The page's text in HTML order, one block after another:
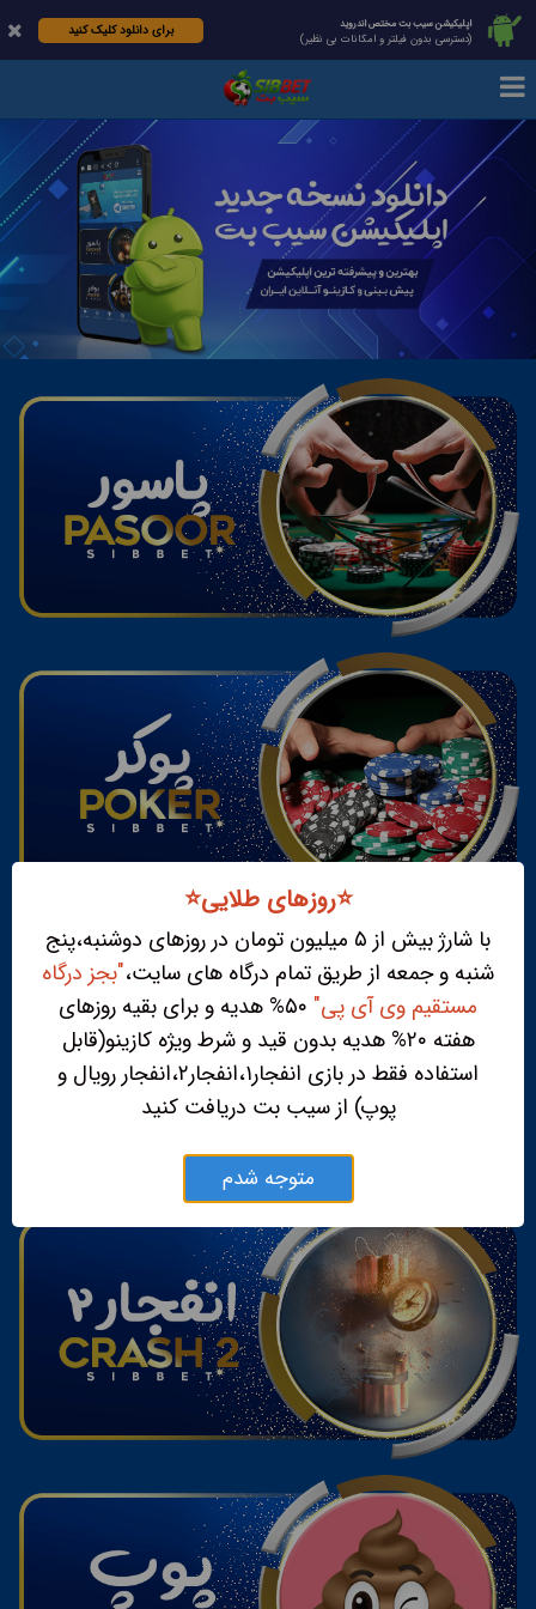
اپلیکیشن سیب بت مختص اندروید
(دسترسی بدون فیلتر و امکانات بی نظیر)
برای دانلود کلیک کنید
⭐️روزهای طلایی⭐️
با شارژ بیش از ۵ میلیون تومان در روزهای دوشنبه،پنج
شنبه و جمعه از طریق تمام درگاه های سایت،"بجز درگاه
مستقیم وی آی پی"
۵۰% هدیه و برای بقیه روزهای
هفته ۲۰% هدیه بدون قید و شرط ویژه کازینو(قابل
استفاده فقط در بازی انفجار۱،انفجار۲،انفجار رویال و
پوپ) از سیب بت دریافت کنید
متوجه شدم